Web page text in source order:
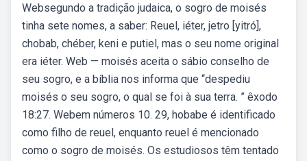
Websegundo a tradição judaica, o sogro de moisés
tinha sete nomes, a saber: Reuel, iéter, jetro [yitró],
chobab, chéber, keni e putiel, mas o seu nome original
era iéter. Web — moisés aceita o sábio conselho de
seu sogro, e a bíblia nos informa que “despediu
moisés o seu sogro, o qual se foi à sua terra. ” êxodo
18:27. Webem números 10. 29, hobabe é identificado
como filho de reuel, enquanto reuel é mencionado
como o sogro de moisés. Os estudiosos têm tentado